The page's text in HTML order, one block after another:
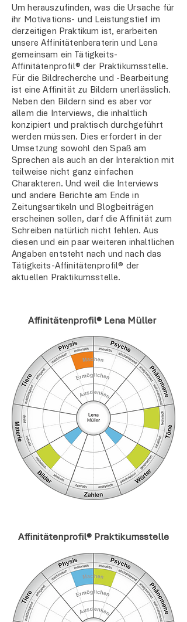
Um herauszufinden, was die Ursache für
ihr Motivations- und Leistungstief im
derzeitigen Praktikum ist, erarbeiten
unsere Affinitätenberaterin und Lena
gemeinsam ein Tätigkeits-
Affinitätenprofil® der Praktikumsstelle.
Für die Bildrecherche und -Bearbeitung
ist eine Affinität zu Bildern unerlässlich.
Neben den Bildern sind es aber vor
allem die Interviews, die inhaltlich
konzipiert und praktisch durchgeführt
werden müssen. Dies erfordert in der
Umsetzung sowohl den Spaß am
Sprechen als auch an der Interaktion mit
teilweise nicht ganz einfachen
Charakteren. Und weil die Interviews
und andere Berichte am Ende in
Zeitungsartikeln und Blogbeiträgen
erscheinen sollen, darf die Affinität zum
Schreiben natürlich nicht fehlen. Aus
diesen und ein paar weiteren inhaltlichen
Angaben entsteht nach und nach das
Tätigkeits-Affinitätenprofil® der
aktuellen Praktikumsstelle.
Affinitätenprofil® Lena Müller
Affinitätenprofil® Praktikumsstelle